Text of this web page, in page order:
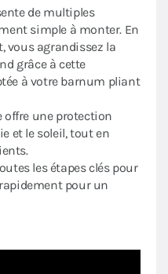
de multiples
simple à monter. En
vous agrandissez la
grâce à cette
à votre barnum pliant
offre une protection
et le soleil, tout en
les étapes clés pour
pour un